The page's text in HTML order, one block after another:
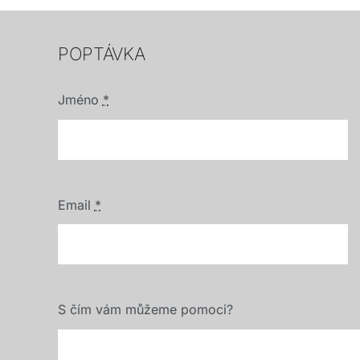
POPTÁVKA
Jméno *
Email *
S čím vám můžeme pomoci?